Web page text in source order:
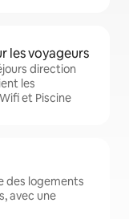
les voyageurs
direction
les
et Piscine
des logements
avec une